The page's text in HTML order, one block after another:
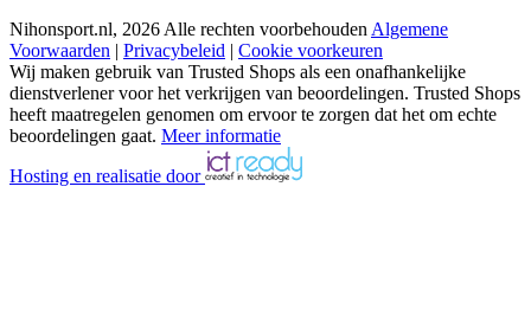
Nihonsport.nl, 2026 Alle rechten voorbehouden Algemene
Voorwaarden | Privacybeleid | Cookie voorkeuren
Wij maken gebruik van Trusted Shops als een onafhankelijke
dienstverlener voor het verkrijgen van beoordelingen. Trusted Shops
heeft maatregelen genomen om ervoor te zorgen dat het om echte
beoordelingen gaat. Meer informatie
Hosting en realisatie door